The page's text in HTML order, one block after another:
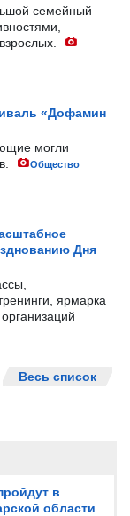
в
области
семейный
«Дофамин
могли
Общество
Дня
ярмарка
Весь список